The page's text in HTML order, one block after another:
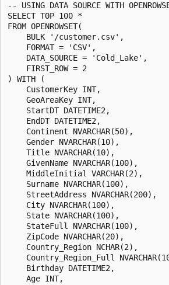
-- USING DATA SOURCE WITH
SELECT TOP 100 *
FROM OPENROWSET(
    BULK '/customer.csv',
    FORMAT = 'CSV',
    DATA_SOURCE = 'Cold_Lake',
    FIRST_ROW = 2
) WITH (
    CustomerKey INT,
    GeoAreaKey INT,
    StartDT DATETIME2,
    EndDT DATETIME2,
    Continent NVARCHAR(50),
    Gender NVARCHAR(10),
    Title NVARCHAR(10),
    GivenName NVARCHAR(100),
    MiddleInitial VARCHAR(2),
    Surname NVARCHAR(100),
    StreetAddress NVARCHAR(200),
    City NVARCHAR(100),
    State NVARCHAR(100),
    StateFull NVARCHAR(100),
    ZipCode NVARCHAR(20),
    Country_Region NCHAR(2),
Country_Region_Full
    Birthday DATETIME2,
    Age INT,